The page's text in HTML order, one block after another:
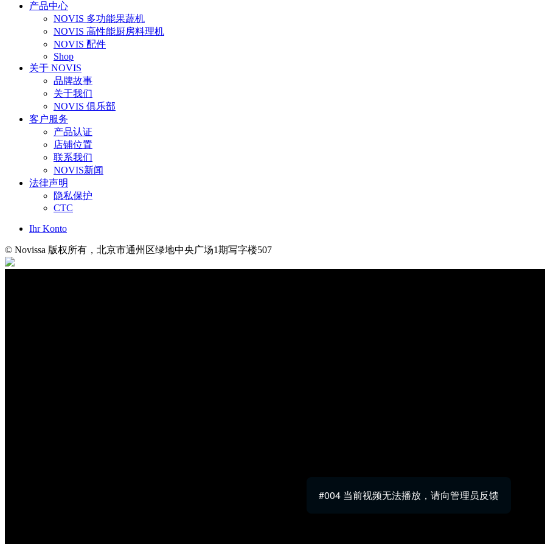
产品中心
NOVIS 多功能果蔬机
NOVIS 高性能厨房料理机
NOVIS 配件
Shop
关于 NOVIS
品牌故事
关于我们
NOVIS 俱乐部
客户服务
产品认证
店铺位置
联系我们
NOVIS新闻
法律声明
隐私保护
CTC
Ihr Konto
© Novissa 版权所有，北京市通州区绿地中央广场1期写字楼507
#004 当前视频无法播放，请向管理员反馈